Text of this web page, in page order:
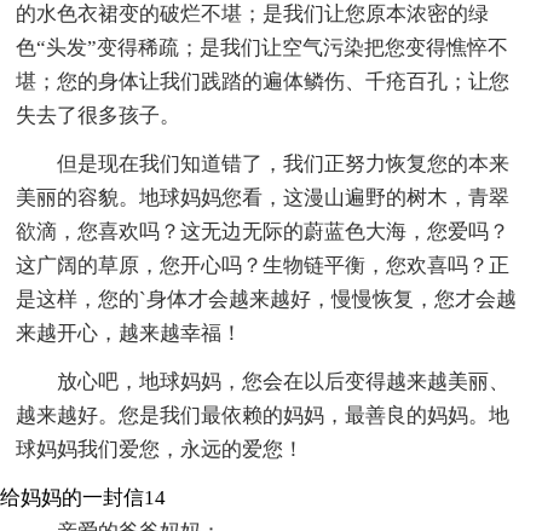
的水色衣裙变的破烂不堪；是我们让您原本浓密的绿
色“头发”变得稀疏；是我们让空气污染把您变得憔悴不
堪；您的身体让我们践踏的遍体鳞伤、千疮百孔；让您
失去了很多孩子。
但是现在我们知道错了，我们正努力恢复您的本来
美丽的容貌。地球妈妈您看，这漫山遍野的树木，青翠
欲滴，您喜欢吗？这无边无际的蔚蓝色大海，您爱吗？
这广阔的草原，您开心吗？生物链平衡，您欢喜吗？正
是这样，您的`身体才会越来越好，慢慢恢复，您才会越
来越开心，越来越幸福！
放心吧，地球妈妈，您会在以后变得越来越美丽、
越来越好。您是我们最依赖的妈妈，最善良的妈妈。地
球妈妈我们爱您，永远的爱您！
给妈妈的一封信14